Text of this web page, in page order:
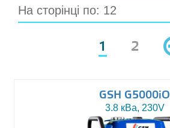
На сторінці по: 12
1 2
GSH G5000iO
3.8 кВа, 230V